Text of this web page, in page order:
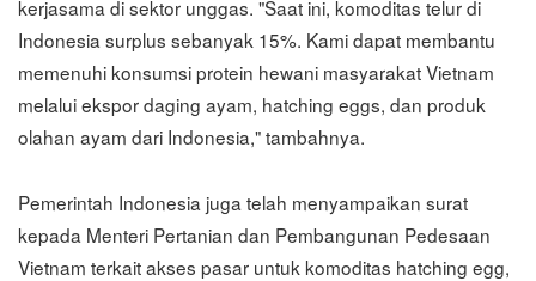
kerjasama di sektor unggas. "Saat ini, komoditas telur di
Indonesia surplus sebanyak 15%. Kami dapat membantu
memenuhi konsumsi protein hewani masyarakat Vietnam
melalui ekspor daging ayam, hatching eggs, dan produk
olahan ayam dari Indonesia," tambahnya.
Pemerintah Indonesia juga telah menyampaikan surat
kepada Menteri Pertanian dan Pembangunan Pedesaan
Vietnam terkait akses pasar untuk komoditas hatching egg,